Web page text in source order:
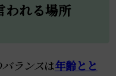
われる場所
ランスは年齢とと